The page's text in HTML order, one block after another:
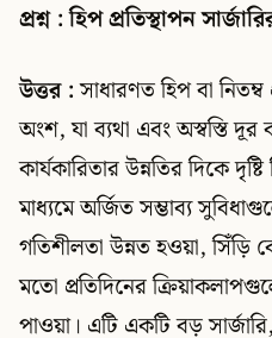
প্রশ্ন : হিপ প্রতিস্থাপন
উত্তর :সাধারণত হিপ বা
অংশ, যা ব্যথা এবং অস্বস্তি দূর
কার্যকারিতার উন্নতির দিকে
মাধ্যমে অর্জিত সম্ভাব্য
গতিশীলতা উন্নত হওয়া, সিঁড়ি
মতো প্রতিদিনের
পাওয়া। এটি একটি বড়